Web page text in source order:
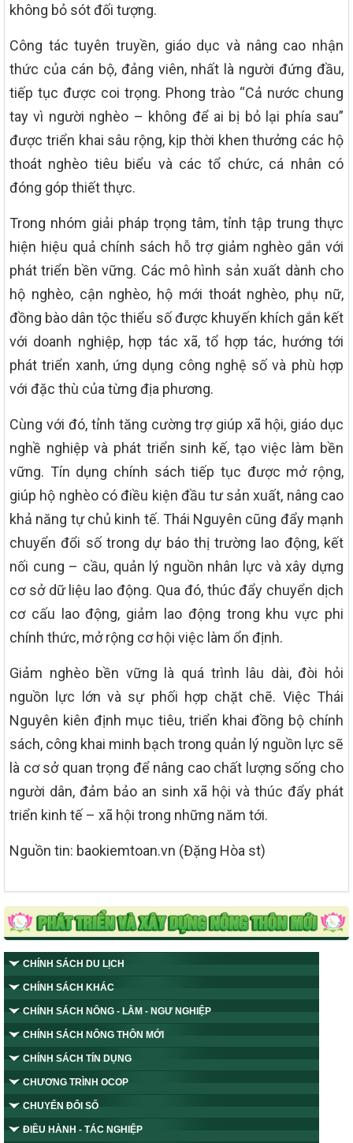
không bỏ sót đối tượng.
Công tác tuyên truyền, giáo dục và nâng cao nhận
thức của cán bộ, đảng viên, nhất là người đứng đầu,
tiếp tục được coi trọng. Phong trào “Cả nước chung
tay vì người nghèo – không để ai bị bỏ lại phía sau”
được triển khai sâu rộng, kịp thời khen thưởng các hộ
thoát nghèo tiêu biểu và các tổ chức, cá nhân có
đóng góp thiết thực.
Trong nhóm giải pháp trọng tâm, tỉnh tập trung thực
hiện hiệu quả chính sách hỗ trợ giảm nghèo gắn với
phát triển bền vững. Các mô hình sản xuất dành cho
hộ nghèo, cận nghèo, hộ mới thoát nghèo, phụ nữ,
đồng bào dân tộc thiểu số được khuyến khích gắn kết
với doanh nghiệp, hợp tác xã, tổ hợp tác, hướng tới
phát triển xanh, ứng dụng công nghệ số và phù hợp
với đặc thù của từng địa phương.
Cùng với đó, tỉnh tăng cường trợ giúp xã hội, giáo dục
nghề nghiệp và phát triển sinh kế, tạo việc làm bền
vững. Tín dụng chính sách tiếp tục được mở rộng,
giúp hộ nghèo có điều kiện đầu tư sản xuất, nâng cao
khả năng tự chủ kinh tế. Thái Nguyên cũng đẩy mạnh
chuyển đổi số trong dự báo thị trường lao động, kết
nối cung – cầu, quản lý nguồn nhân lực và xây dựng
cơ sở dữ liệu lao động. Qua đó, thúc đẩy chuyển dịch
cơ cấu lao động, giảm lao động trong khu vực phi
chính thức, mở rộng cơ hội việc làm ổn định.
Giảm nghèo bền vững là quá trình lâu dài, đòi hỏi
nguồn lực lớn và sự phối hợp chặt chẽ. Việc Thái
Nguyên kiên định mục tiêu, triển khai đồng bộ chính
sách, công khai minh bạch trong quản lý nguồn lực sẽ
là cơ sở quan trọng để nâng cao chất lượng sống cho
người dân, đảm bảo an sinh xã hội và thúc đẩy phát
triển kinh tế – xã hội trong những năm tới.
Nguồn tin: baokiemtoan.vn (Đặng Hòa st)
CHÍNH SÁCH DU LỊCH
CHÍNH SÁCH KHÁC
CHÍNH SÁCH NÔNG - LÂM - NGƯ NGHIỆP
CHÍNH SÁCH NÔNG THÔN MỚI
CHÍNH SÁCH TÍN DỤNG
CHƯƠNG TRÌNH OCOP
CHUYỂN ĐỔI SỐ
ĐIỀU HÀNH - TÁC NGHIỆP